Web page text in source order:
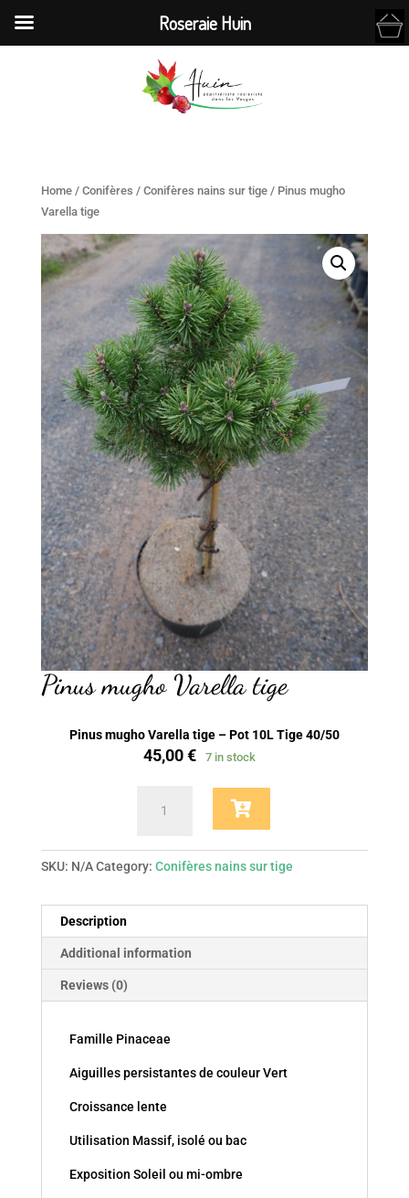
Home/ Conifères / Conifères nains sur tige/ Pinus mugho
Varella tige
Pinus mugho Varella tige
Pinus mugho Varella tige – Pot 10L Tige 40/50
45,00€ 7 in stock
mugho
SKU: N/A Category: Conifères nains sur tige
Description
Additional information
Reviews (0)
Famille Pinaceae
Aiguilles persistantes de couleur Vert
Croissance lente
Utilisation Massif, isolé ou bac
Exposition Soleil ou mi-ombre
Roseraie Huin